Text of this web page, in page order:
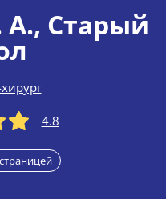
А., Старый
4.8